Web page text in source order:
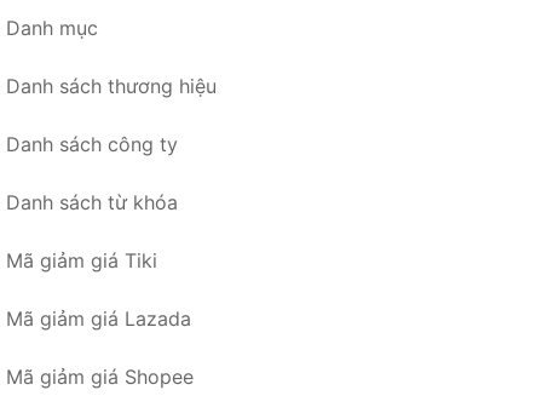
Danh mục
Danh sách thương hiệu
Danh sách công ty
Danh sách từ khóa
Mã giảm giá Tiki
Mã giảm giá Lazada
Mã giảm giá Shopee